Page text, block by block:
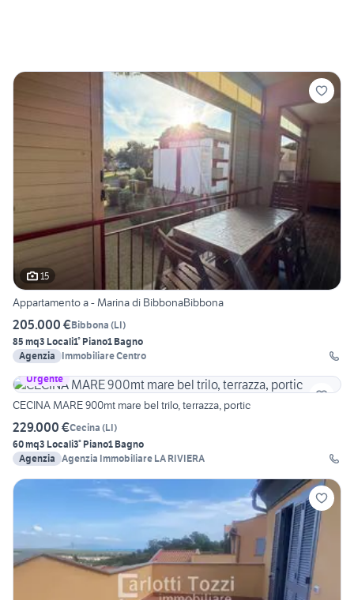
15
Appartamento a - Marina di BibbonaBibbona
205.000 €Bibbona (LI)
85 mq3 Locali1° Piano1 Bagno
Agenzia
Immobiliare Centro
Urgente
CECINA MARE 900mt mare bel trilo, terrazza, portic
229.000 €Cecina (LI)
60 mq3 Locali3° Piano1 Bagno
Agenzia Agenzia Immobiliare LA RIVIERA